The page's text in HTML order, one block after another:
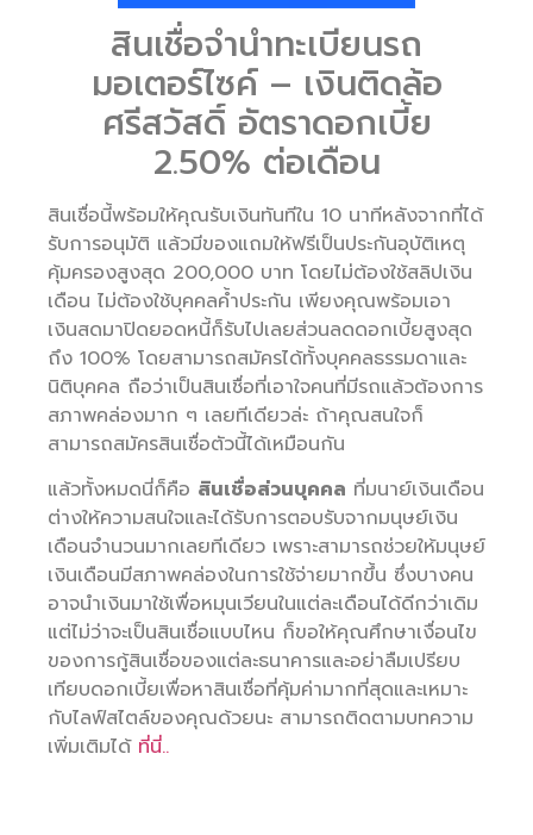
สินเชื่อจำนำทะเบียนรถ
มอเตอร์ไซค์ – เงินติดล้อ
ศรีสวัสดิ์ อัตราดอกเบี้ย
2.50% ต่อเดือน
สินเชื่อนี้พร้อมให้คุณรับเงินทันทีใน 10 นาทีหลังจากที่ได้
รับการอนุมัติ แล้วมีของแถมให้ฟรีเป็นประกันอุบัติเหตุ
คุ้มครองสูงสุด 200,000 บาท โดยไม่ต้องใช้สลิปเงิน
เดือน ไม่ต้องใช้บุคคลค้ำประกัน เพียงคุณพร้อมเอา
เงินสดมาปิดยอดหนี้ก็รับไปเลยส่วนลดดอกเบี้ยสูงสุด
ถึง 100% โดยสามารถสมัครได้ทั้งบุคคลธรรมดาและ
นิติบุคคล ถือว่าเป็นสินเชื่อที่เอาใจคนที่มีรถแล้วต้องการ
สภาพคล่องมาก ๆ เลยทีเดียวล่ะ ถ้าคุณสนใจก็
สามารถสมัครสินเชื่อตัวนี้ได้เหมือนกัน
แล้วทั้งหมดนี่ก็คือ สินเชื่อส่วนบุคคล ที่มนาย์เงินเดือน
ต่างให้ความสนใจและได้รับการตอบรับจากมนุษย์เงิน
เดือนจำนวนมากเลยทีเดียว เพราะสามารถช่วยให้มนุษย์
เงินเดือนมีสภาพคล่องในการใช้จ่ายมากขึ้น ซึ่งบางคน
อาจนำเงินมาใช้เพื่อหมุนเวียนในแต่ละเดือนได้ดีกว่าเดิม
แต่ไม่ว่าจะเป็นสินเชื่อแบบไหน ก็ขอให้คุณศึกษาเงื่อนไข
ของการกู้สินเชื่อของแต่ละธนาคารและอย่าลืมเปรียบ
เทียบดอกเบี้ยเพื่อหาสินเชื่อที่คุ้มค่ามากที่สุดและเหมาะ
กับไลฟ์สไตล์ของคุณด้วยนะ สามารถติดตามบทความ
เพิ่มเติมได้ ที่นี่..